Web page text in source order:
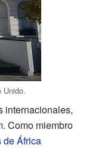
Unido.
internacionales,
. Como miembro
de África